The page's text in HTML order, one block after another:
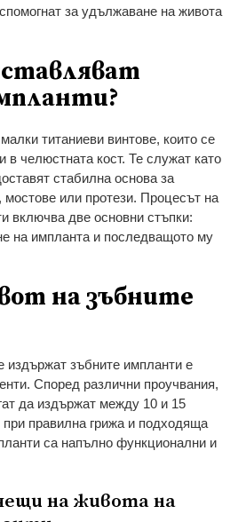
за удължаване на живота
титаниеви винтове, които се
в челюстната кост. Те служат като
стабилна основа за
мостове или протези. Процесът на
включва две основни стъпки:
на импланта и последващото му
на зъбните
издържат зъбните импланти е
Според различни проучвания,
да издържат между 10 и 15
при правилна грижа и подходяща
са напълно функционални и
на живота на